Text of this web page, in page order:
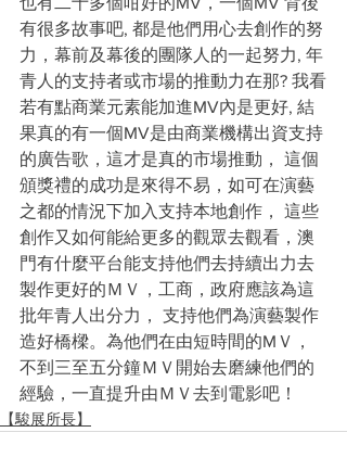
有很多故事吧, 都是他們用心去創作的努
力，幕前及幕後的團隊人的一起努力, 年
青人的支持者或市場的推動力在那? 我看
若有點商業元素能加進MV內是更好, 結
果真的有一個MV是由商業機構出資支持
的廣告歌，這才是真的市場推動， 這個
頒獎禮的成功是來得不易，如可在演藝
之都的情況下加入支持本地創作， 這些
創作又如何能給更多的觀眾去觀看，澳
門有什麼平台能支持他們去持續出力去
製作更好的ＭＶ，工商，政府應該為這
批年青人出分力， 支持他們為演藝製作
造好橋樑。為他們在由短時間的MＶ，
不到三至五分鐘ＭＶ開始去磨練他們的
經驗，一直提升由ＭＶ去到電影吧！
【駿展所長】